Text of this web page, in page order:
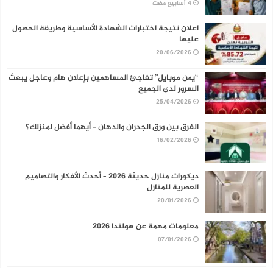
اعلان نتيجة اختبارات الشهادة الأساسية وطريقة الحصول
عليها
20/06/2026
“يمن موبايل” تفاجئ المساهمين بإعلان هام وعاجل يبعث
السرور لدى الجميع
25/04/2026
الفرق بين ورق الجدران والدهان – أيهما أفضل لمنزلك؟
16/02/2026
ديكورات منازل حديثة 2026 – أحدث الأفكار والتصاميم
العصرية للمنازل
20/01/2026
معلومات مهمة عن هولندا 2026
07/01/2026